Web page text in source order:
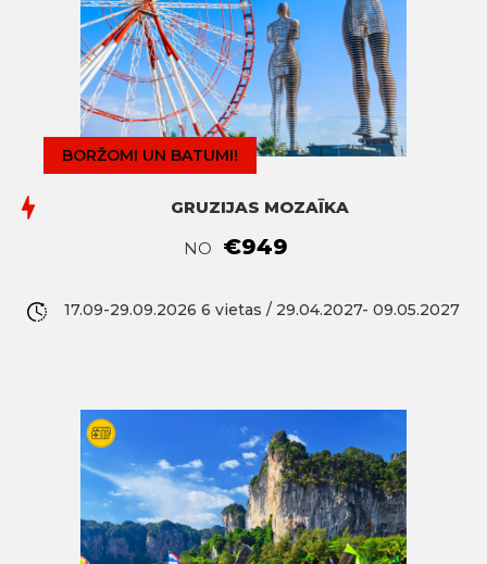
BORŽOMI UN BATUMI!
GRUZIJAS MOZAĪKA
NO
€949
17.09-29.09.2026 6 vietas / 29.04.2027- 09.05.2027